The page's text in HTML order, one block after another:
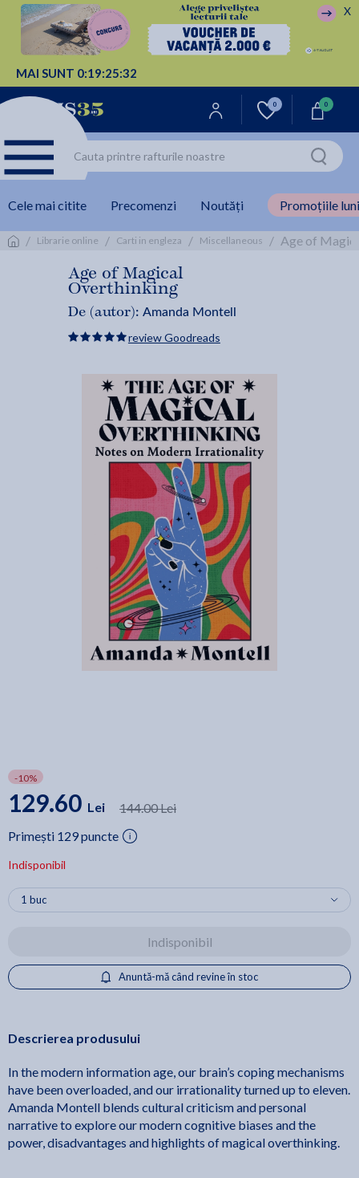
MAI SUNT 0:19:25:32
X
0 0
Cele mai citite Precomenzi Noutăți Promoțiile
/ Librarie online / Carti in engleza / Miscellaneous / Age of
Age of Magical
Overthinking
De (autor): Amanda Montell
review Goodreads
-10%
129.60 Lei
144.00 Lei
Primești 129 puncte
Indisponibil
Indisponibil
Anuntă-mă când revine în stoc
Descrierea produsului
In the modern information age, our brain’s coping mechanisms
have been overloaded, and our irrationality turned up to eleven.
Amanda Montell blends cultural criticism and personal
narrative to explore our modern cognitive biases and the
power, disadvantages and highlights of magical overthinking.